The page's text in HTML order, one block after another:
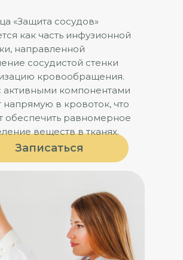
Записаться
«Защита сосудов»
как часть инфузионной
направленной
сосудистой стенки
кровообращения.
активными компонентами
напрямую в кровоток, что
обеспечить равномерное
веществ в тканях.